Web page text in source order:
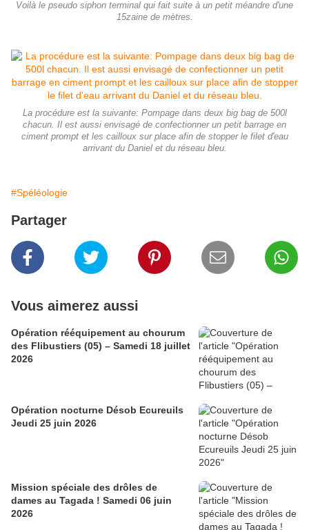
Voilà le pseudo siphon terminal qui fait suite à un petit méandre d'une
15zaine de mètres.
La procédure est la suivante: Pompage dans deux big bag de 500l
chacun. Il est aussi envisagé de confectionner un petit barrage en
ciment prompt et les cailloux sur place afin de stopper le filet d'eau
arrivant du Daniel et du réseau bleu.
#Spéléologie
Partager
Vous aimerez aussi
Opération rééquipement au chourum
des Flibustiers (05) – Samedi 18 juillet
2026
Opération nocturne Désob Ecureuils
Jeudi 25 juin 2026
Mission spéciale des drôles de
dames au Tagada ! Samedi 06 juin
2026